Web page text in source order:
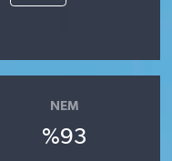
NEM
%93